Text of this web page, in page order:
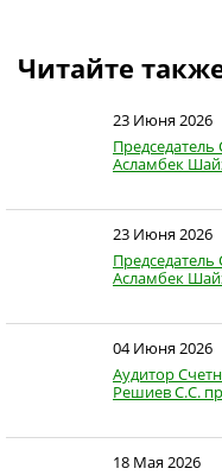
Читайте
23 Июня 2026
Асламбек
23 Июня 2026
Асламбек
04 Июня 2026
Аудитор
Решиев С.С.
18 Мая 2026